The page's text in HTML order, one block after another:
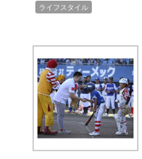
ライフスタイル